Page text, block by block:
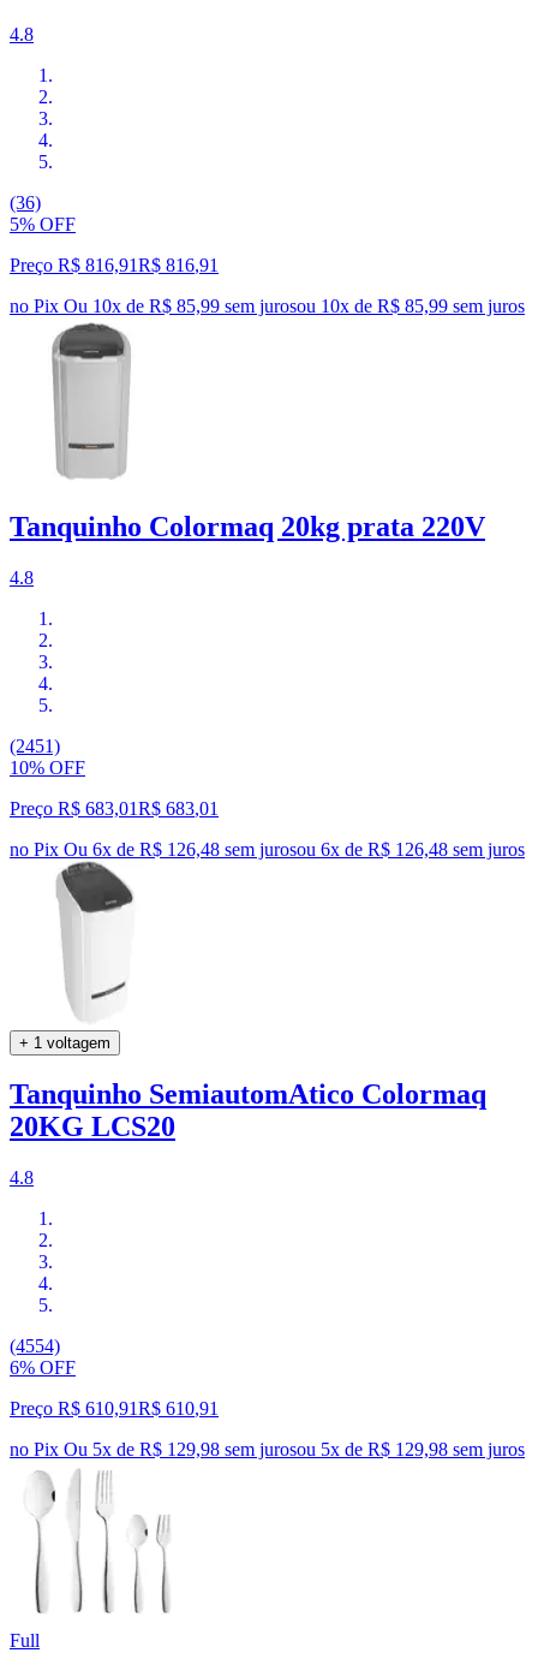
4.8
(36)
5% OFF
Preço R$ 816,91R$ 816,91
no Pix Ou 10x de R$ 85,99 sem jurosou 10x de R$ 85,99 sem juros
Tanquinho Colormaq 20kg prata 220V
4.8
(2451)
10% OFF
Preço R$ 683,01R$ 683,01
no Pix Ou 6x de R$ 126,48 sem jurosou 6x de R$ 126,48 sem juros
+ 1 voltagem
Tanquinho SemiautomAtico Colormaq
20KG LCS20
4.8
(4554)
6% OFF
Preço R$ 610,91R$ 610,91
no Pix Ou 5x de R$ 129,98 sem jurosou 5x de R$ 129,98 sem juros
Full